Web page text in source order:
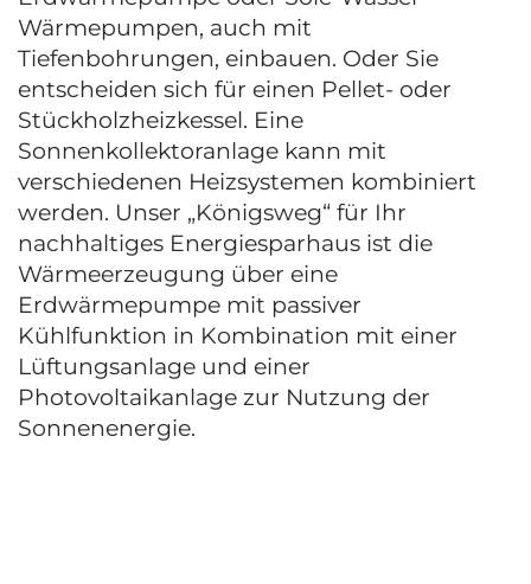
Wärmepumpen, auch mit
Tiefenbohrungen, einbauen. Oder Sie
entscheiden sich für einen Pellet- oder
Stückholzheizkessel. Eine
Sonnenkollektoranlage kann mit
verschiedenen Heizsystemen kombiniert
werden. Unser „Königsweg“ für Ihr
nachhaltiges Energiesparhaus ist die
Wärmeerzeugung über eine
Erdwärmepumpe mit passiver
Kühlfunktion in Kombination mit einer
Lüftungsanlage und einer
Photovoltaikanlage zur Nutzung der
Sonnenenergie.